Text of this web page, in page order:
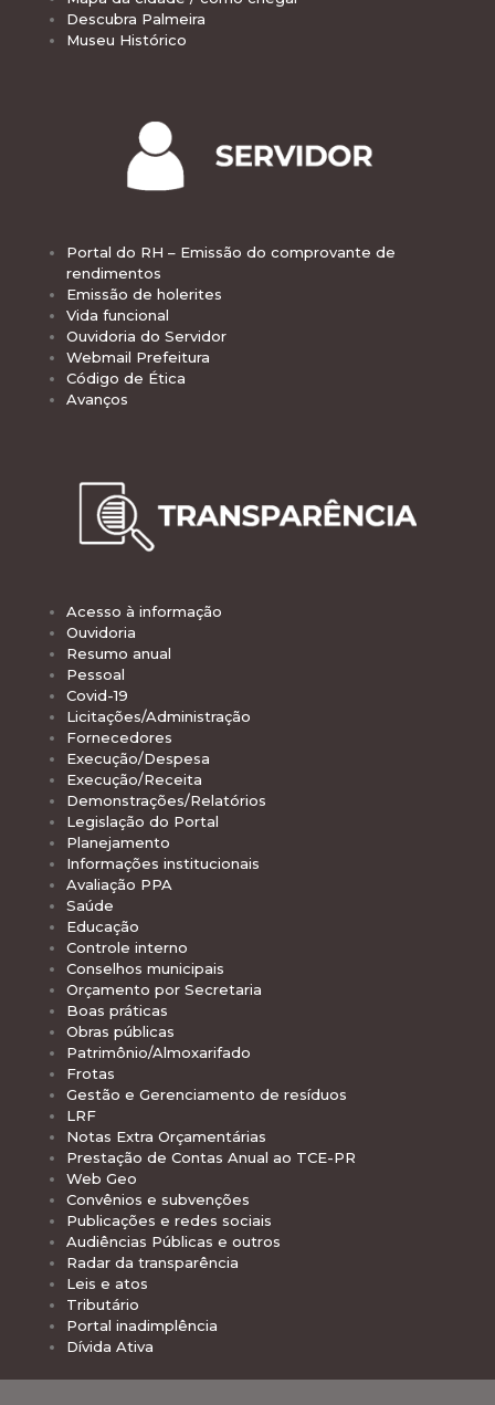
Descubra Palmeira
Museu Histórico
Portal do RH – Emissão do comprovante de
rendimentos
Emissão de holerites
Vida funcional
Ouvidoria do Servidor
Webmail Prefeitura
Código de Ética
Avanços
Acesso à informação
Ouvidoria
Resumo anual
Pessoal
Covid-19
Licitações/Administração
Fornecedores
Execução/Despesa
Execução/Receita
Demonstrações/Relatórios
Legislação do Portal
Planejamento
Informações institucionais
Avaliação PPA
Saúde
Educação
Controle interno
Conselhos municipais
Orçamento por Secretaria
Boas práticas
Obras públicas
Patrimônio/Almoxarifado
Frotas
Gestão e Gerenciamento de resíduos
LRF
Notas Extra Orçamentárias
Prestação de Contas Anual ao TCE-PR
Web Geo
Convênios e subvenções
Publicações e redes sociais
Audiências Públicas e outros
Radar da transparência
Leis e atos
Tributário
Portal inadimplência
Dívida Ativa